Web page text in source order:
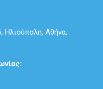
Ηλιούπολη, Αθήνα,